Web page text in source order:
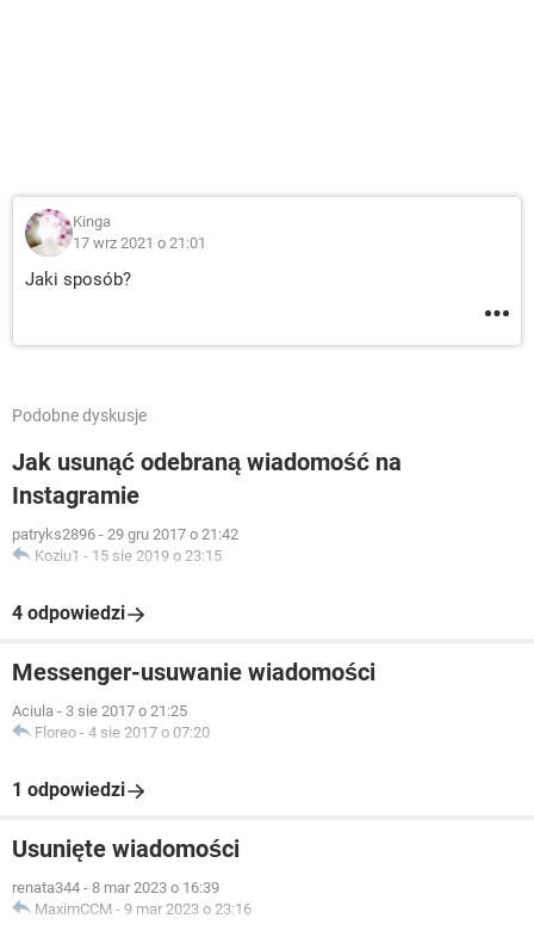
Kinga
17 wrz 2021 o 21:01
Jaki sposób?
Podobne dyskusje
Jak usunąć odebraną wiadomość na
Instagramie
patryks2896 - 29 gru 2017 o 21:42
Koziu1 - 15 sie 2019 o 23:15
4 odpowiedzi
Messenger-usuwanie wiadomości
Aciula - 3 sie 2017 o 21:25
Floreo - 4 sie 2017 o 07:20
1 odpowiedzi
Usunięte wiadomości
renata344 - 8 mar 2023 o 16:39
MaximCCM - 9 mar 2023 o 23:16